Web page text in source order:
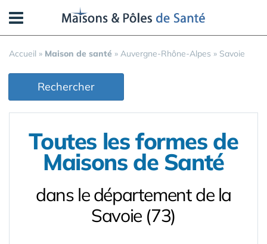
Accueil » Maison de santé » Auvergne-Rhône-Alpes » Savoie
Rechercher
Toutes les formes de
Maisons de Santé
dans le département de la
Savoie (73)
Panneau de gestion des cookies